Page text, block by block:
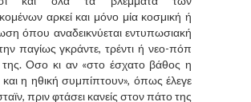
αρκεί και μόνο μία κοσμική ή
όπου αναδεικνύεται εντυπωσιακή
παγίως γκράντε, τρέντι ή νεο-πόπ
της. Οσο κι αν «στο έσχατο βάθος η
και η ηθική συμπίπτουν», όπως έλεγε
πριν φτάσει κανείς στον πάτο της